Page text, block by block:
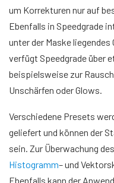
um Korrekturen nur auf
Ebenfalls in Speedgrade
unter der Maske
verfügt Speedgrade über
beispielsweise zur
Unschärfen oder Glows.
Verschiedene Presets
geliefert und können der
sein. Zur Überwachung
Histogramm– und
Ebenfalls kann der